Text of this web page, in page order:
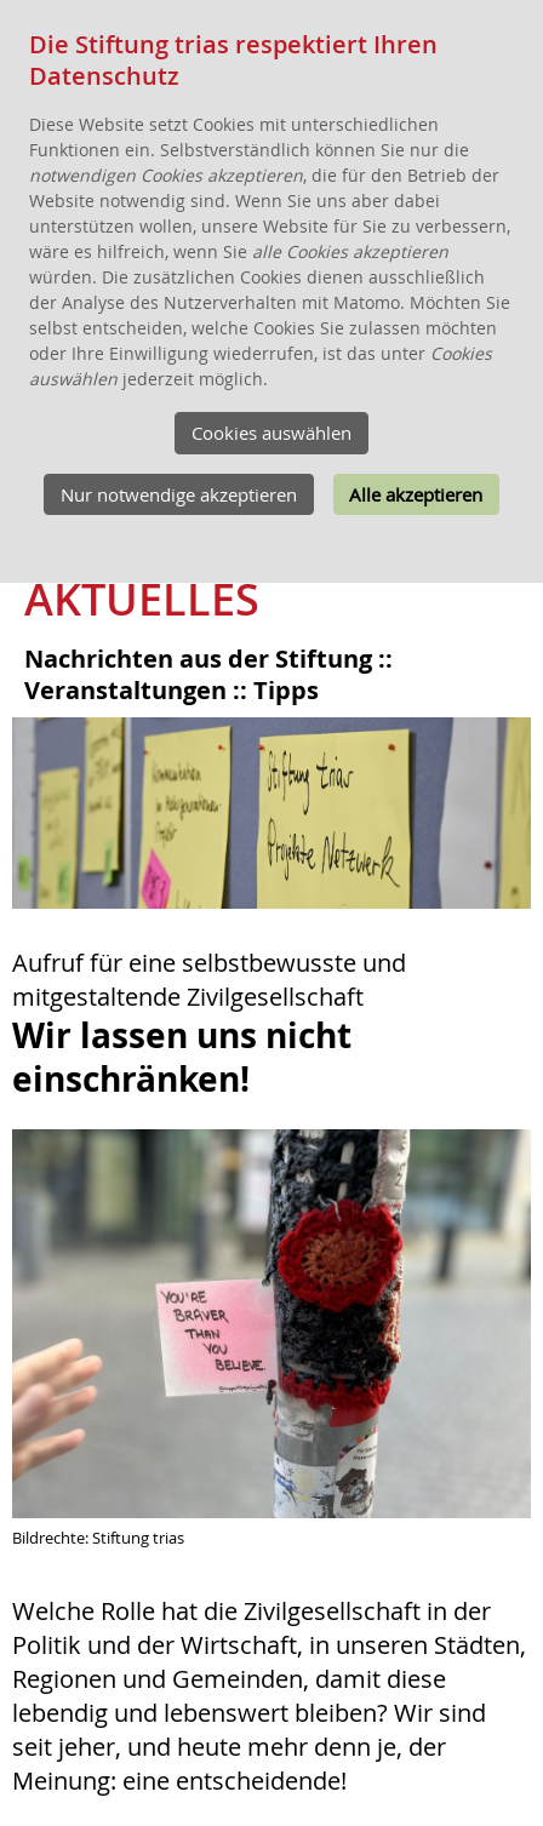
AKTUELLES
STIFTUNG
THEMEN
ANGEBOTE FÜR WOHNPROJEKTE
WISSEN
KONTAKT
AKTUELLES
Nachrichten aus der Stiftung ::
Veranstaltungen :: Tipps
Aufruf für eine selbstbewusste und
mitgestaltende Zivilgesellschaft
Wir lassen uns nicht
einschränken!
Bildrechte: Stiftung trias
Welche Rolle hat die Zivilgesellschaft in der
Politik und der Wirtschaft, in unseren Städten,
Regionen und Gemeinden, damit diese
lebendig und lebenswert bleiben? Wir sind
seit jeher, und heute mehr denn je, der
Meinung: eine entscheidende!
Die Stiftung trias respektiert Ihren
Datenschutz
Diese Website setzt Cookies mit unterschiedlichen
Funktionen ein. Selbstverständlich können Sie nur die
notwendigen Cookies akzeptieren, die für den Betrieb der
Website notwendig sind. Wenn Sie uns aber dabei
unterstützen wollen, unsere Website für Sie zu verbessern,
wäre es hilfreich, wenn Sie alle Cookies akzeptieren
würden. Die zusätzlichen Cookies dienen ausschließlich
der Analyse des Nutzerverhalten mit Matomo. Möchten Sie
selbst entscheiden, welche Cookies Sie zulassen möchten
oder Ihre Einwilligung wiederrufen, ist das unter Cookies
auswählen jederzeit möglich.
Cookies auswählen
Nur notwendige akzeptieren Alle akzeptieren